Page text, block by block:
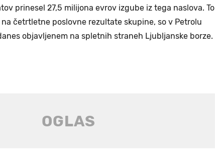
prinesel 27,5 milijona evrov izgube iz tega naslova. To
četrtletne poslovne rezultate skupine, so v Petrolu
objavljenem na spletnih straneh Ljubljanske borze.